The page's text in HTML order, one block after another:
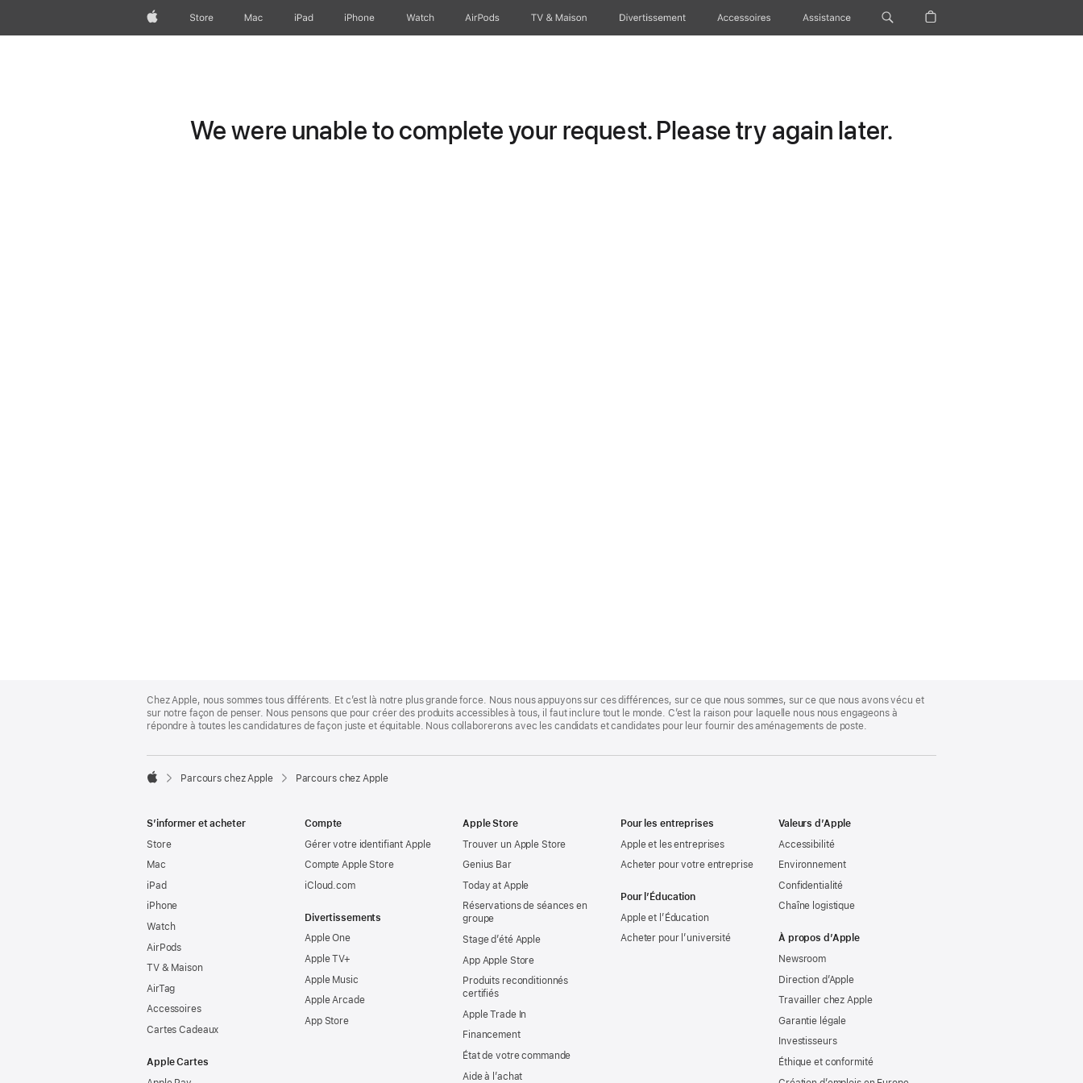
AppleStore Mac iPad iPhone Watch AirPods TV & Maison Divertissements Accessoires Assistance
We were unable to complete your request. Please try again later.
Footer
Chez Apple, nous sommes tous différents. Et c’est là notre plus grande force. Nous nous appuyons sur ces différences, sur ce que nous sommes, sur ce que nous avons vécu et
sur notre façon de penser. Nous pensons que pour créer des produits accessibles à tous, il faut inclure tout le monde. C’est la raison pour laquelle nous nous engageons à
répondre à toutes les candidatures de façon juste et équitable. Nous collaborerons avec les candidats et candidates pour leur fournir des aménagements de poste.

Parcours chez Apple Parcours chez Apple
S’informer et acheter
Store
Mac
iPad
iPhone
Watch
AirPods
TV & Maison
AirTag
Accessoires
Cartes Cadeaux
Apple Cartes
Compte
Gérer votre identifiant Apple
Compte Apple Store
iCloud.com
Divertissements
Apple One
Apple TV+
Apple Music
Apple Arcade
App Store
Apple Store
Trouver un Apple Store
Genius Bar
Today at Apple
Réservations de séances en
groupe
Stage d’été Apple
App Apple Store
Produits reconditionnés
certifiés
Apple Trade In
Financement
État de votre commande
Aide à l’achat
Pour les entreprises
Apple et les entreprises
Acheter pour votre entreprise
Pour l’Éducation
Apple et l’Éducation
Acheter pour l’université
Valeurs d’Apple
Accessibilité
Environnement
Confidentialité
Chaîne logistique
À propos d’Apple
Newsroom
Direction d’Apple
Travailler chez Apple
Garantie légale
Investisseurs
Éthique et conformité